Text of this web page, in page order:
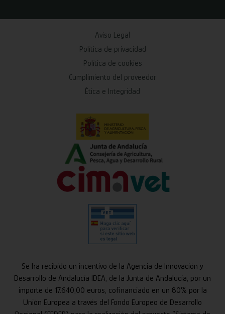
Aviso Legal
Política de privacidad
Política de cookies
Cumplimiento del proveedor
Ética e Integridad
Se ha recibido un incentivo de la Agencia de Innovación y
Desarrollo de Andalucía IDEA, de la Junta de Andalucía, por un
importe de 17.640,00 euros, cofinanciado en un 80% por la
Unión Europea a través del Fondo Europeo de Desarrollo